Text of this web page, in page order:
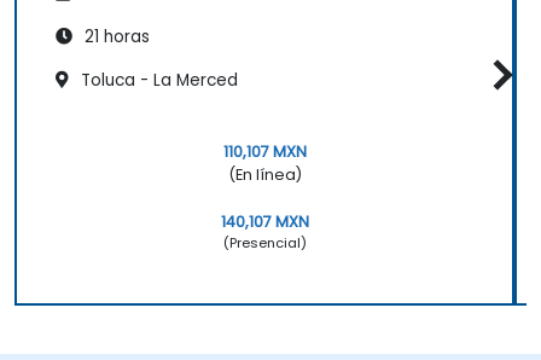
21 horas
Toluca - La Merced
110,107 MXN
(En línea)
140,107 MXN
(Presencial)